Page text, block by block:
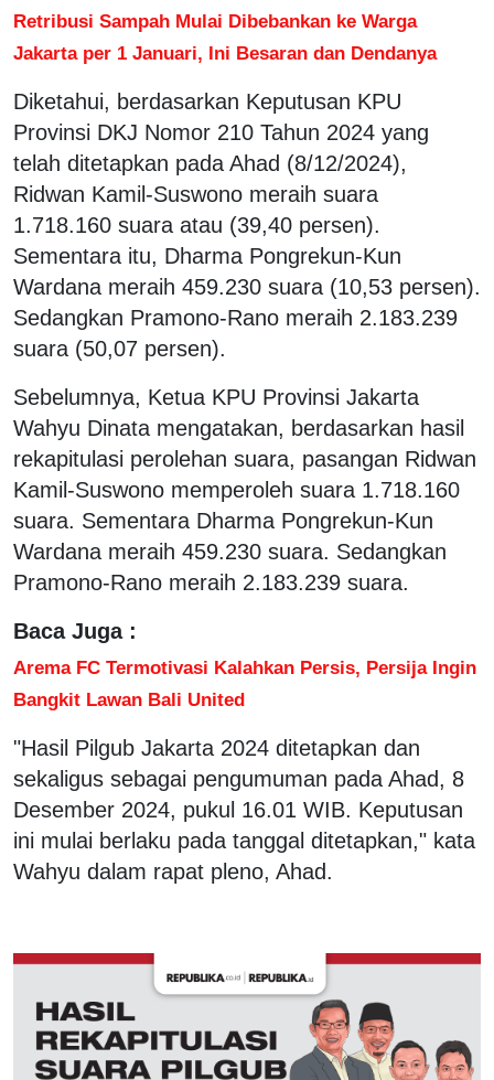
Retribusi Sampah Mulai Dibebankan ke Warga
Jakarta per 1 Januari, Ini Besaran dan Dendanya
Diketahui, berdasarkan Keputusan KPU
Provinsi DKJ Nomor 210 Tahun 2024 yang
telah ditetapkan pada Ahad (8/12/2024),
Ridwan Kamil-Suswono meraih suara
1.718.160 suara atau (39,40 persen).
Sementara itu, Dharma Pongrekun-Kun
Wardana meraih 459.230 suara (10,53 persen).
Sedangkan Pramono-Rano meraih 2.183.239
suara (50,07 persen).
Sebelumnya, Ketua KPU Provinsi Jakarta
Wahyu Dinata mengatakan, berdasarkan hasil
rekapitulasi perolehan suara, pasangan Ridwan
Kamil-Suswono memperoleh suara 1.718.160
suara. Sementara Dharma Pongrekun-Kun
Wardana meraih 459.230 suara. Sedangkan
Pramono-Rano meraih 2.183.239 suara.
Baca Juga :
Arema FC Termotivasi Kalahkan Persis, Persija Ingin
Bangkit Lawan Bali United
"Hasil Pilgub Jakarta 2024 ditetapkan dan
sekaligus sebagai pengumuman pada Ahad, 8
Desember 2024, pukul 16.01 WIB. Keputusan
ini mulai berlaku pada tanggal ditetapkan," kata
Wahyu dalam rapat pleno, Ahad.